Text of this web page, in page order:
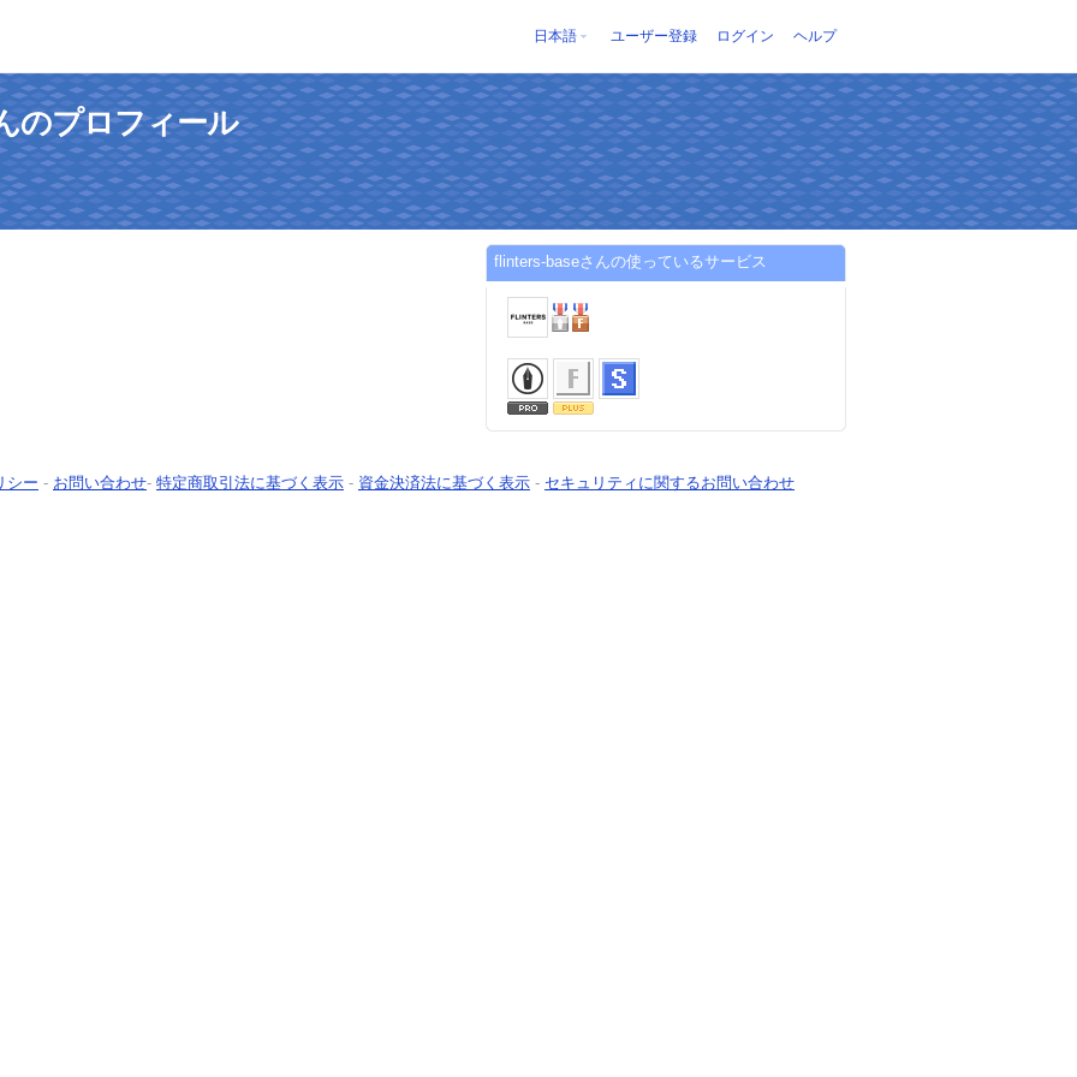
日本語 ユーザー登録 ログイン ヘルプ
のプロフィール
flinters-baseさんの使っているサービス
シー - お問い合わせ- 特定商取引法に基づく表示 - 資金決済法に基づく表示 - セキュリティに関するお問い合わせ